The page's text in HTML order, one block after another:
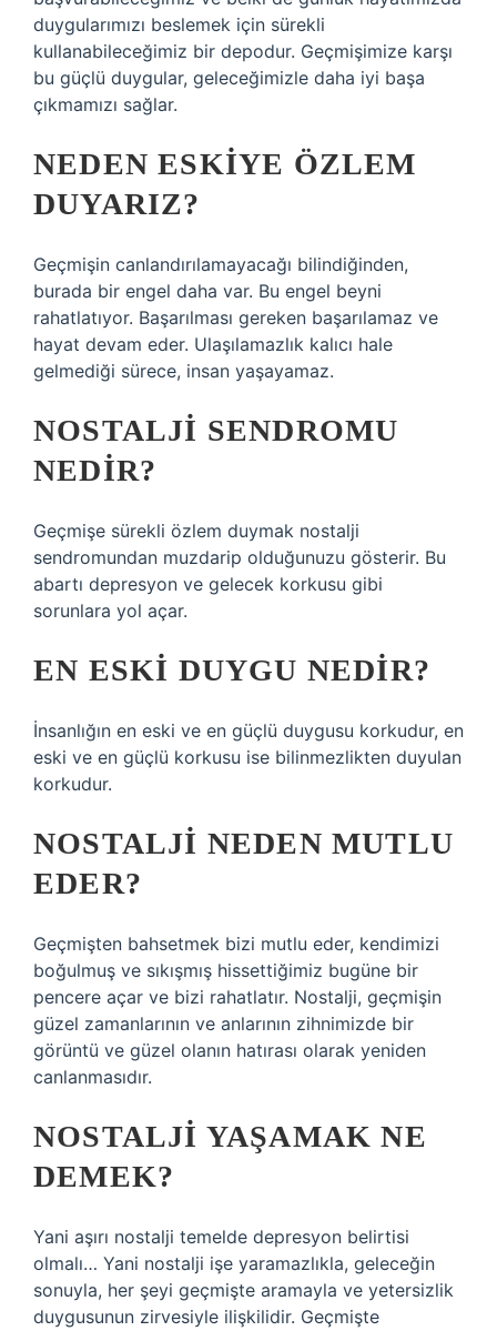
duygularımızı beslemek için sürekli
kullanabileceğimiz bir depodur. Geçmişimize karşı
bu güçlü duygular, geleceğimizle daha iyi başa
çıkmamızı sağlar.
NEDEN ESKIYE ÖZLEM
DUYARIZ?
Geçmişin canlandırılamayacağı bilindiğinden,
burada bir engel daha var. Bu engel beyni
rahatlatıyor. Başarılması gereken başarılamaz ve
hayat devam eder. Ulaşılamazlık kalıcı hale
gelmediği sürece, insan yaşayamaz.
NOSTALJI SENDROMU
NEDIR?
Geçmişe sürekli özlem duymak nostalji
sendromundan muzdarip olduğunuzu gösterir. Bu
abartı depresyon ve gelecek korkusu gibi
sorunlara yol açar.
EN ESKI DUYGU NEDIR?
İnsanlığın en eski ve en güçlü duygusu korkudur, en
eski ve en güçlü korkusu ise bilinmezlikten duyulan
korkudur.
NOSTALJI NEDEN MUTLU
EDER?
Geçmişten bahsetmek bizi mutlu eder, kendimizi
boğulmuş ve sıkışmış hissettiğimiz bugüne bir
pencere açar ve bizi rahatlatır. Nostalji, geçmişin
güzel zamanlarının ve anlarının zihnimizde bir
görüntü ve güzel olanın hatırası olarak yeniden
canlanmasıdır.
NOSTALJI YAŞAMAK NE
DEMEK?
Yani aşırı nostalji temelde depresyon belirtisi
olmalı… Yani nostalji işe yaramazlıkla, geleceğin
sonuyla, her şeyi geçmişte aramayla ve yetersizlik
duygusunun zirvesiyle ilişkilidir. Geçmişte